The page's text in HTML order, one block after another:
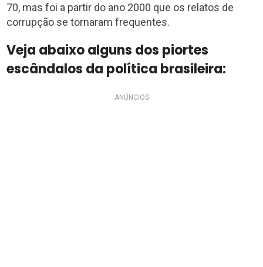
70, mas foi a partir do ano 2000 que os relatos de
corrupção se tornaram frequentes.
Veja abaixo alguns dos piortes
escândalos da política brasileira:
ANÚNCIOS